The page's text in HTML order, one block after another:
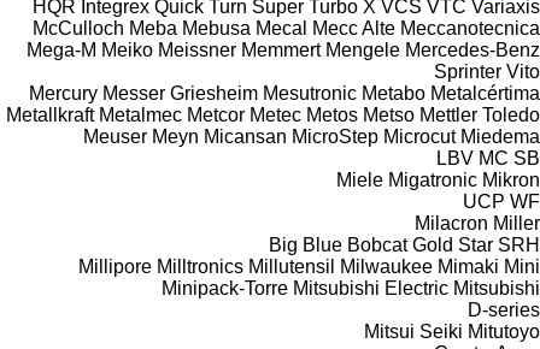
HQR Integrex Quick Turn Super Turbo X VCS VTC Variaxis
McCulloch Meba Mebusa Mecal Mecc Alte Meccanotecnica
Mega-M Meiko Meissner Memmert Mengele Mercedes-Benz
Sprinter Vito
Mercury Messer Griesheim Mesutronic Metabo Metalcértima
Metallkraft Metalmec Metcor Metec Metos Metso Mettler Toledo
Meuser Meyn Micansan MicroStep Microcut Miedema
LBV MC SB
Miele Migatronic Mikron
UCP WF
Milacron Miller
Big Blue Bobcat Gold Star SRH
Millipore Milltronics Millutensil Milwaukee Mimaki Mini
Minipack-Torre Mitsubishi Electric Mitsubishi
D-series
Mitsui Seiki Mitutoyo